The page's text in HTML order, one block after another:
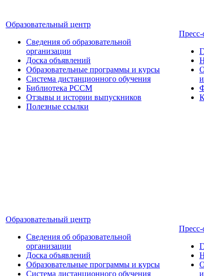
Образовательный центр
Сведения об образовательной
организации
Доска объявлений
Образовательные программы и курсы
Система дистанционного обучения
Библиотека РССМ
Отзывы и истории выпускников
Полезные ссылки
Пресс-
Образовательный центр
Сведения об образовательной
организации
Доска объявлений
Образовательные программы и курсы
Система дистанционного обучения
Пресс-